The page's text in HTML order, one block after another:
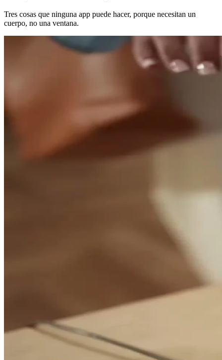
Tres cosas que ninguna app puede hacer, porque necesitan un
cuerpo, no una ventana.